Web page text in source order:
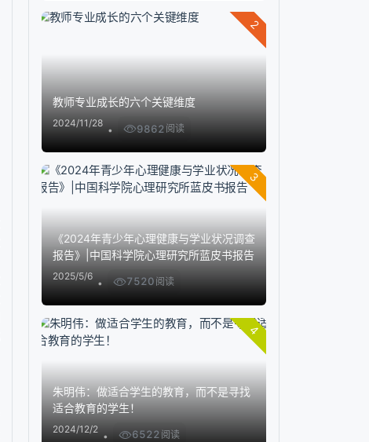
2
教师专业成长的六个关键维度
2024/11/28 9862 阅读
3
《2024年青少年心理健康与学业状况调查
报告》|中国科学院心理研究所蓝皮书报告
2025/5/6 7520 阅读
4
朱明伟：做适合学生的教育，而不是寻找
适合教育的学生！
2024/12/2 6522 阅读